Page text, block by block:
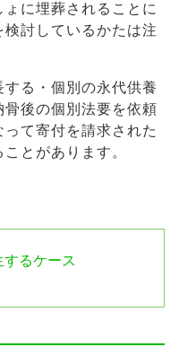
に埋葬されることに
討しているかたは注
る・個別の永代供養
後の個別法要を依頼
て寄付を請求された
とがあります。
るケース